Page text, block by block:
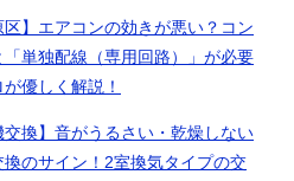
区】エアコンの効きが悪い？コン
「単独配線（専用回路）」が必要
優しく解説！
交換】音がうるさい・乾燥しない
換のサイン！2室換気タイプの交